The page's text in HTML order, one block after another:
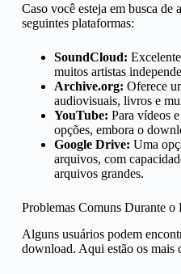
Caso você esteja em busca de
seguintes plataformas:
SoundCloud:
muitos artistas
Archive.org: Oferece
audiovisuais, livros e
YouTube: Para vídeos
opções, embora o
Google Drive: Uma
arquivos, com
arquivos grandes.
Problemas Comuns Durante o
Alguns usuários podem
download. Aqui estão os mais